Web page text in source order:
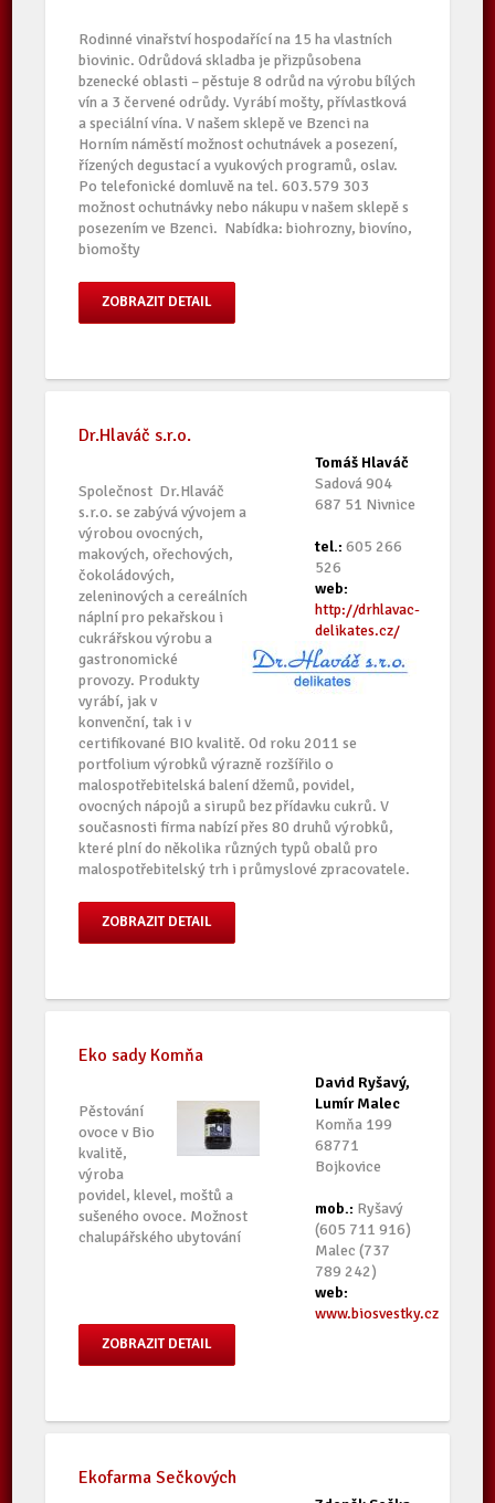
Rodinné vinařství hospodařící na 15 ha vlastních
biovinic. Odrůdová skladba je přizpůsobena
bzenecké oblasti – pěstuje 8 odrůd na výrobu bílých
vín a 3 červené odrůdy. Vyrábí mošty, přívlastková
a speciální vína. V našem sklepě ve Bzenci na
Horním náměstí možnost ochutnávek a posezení,
řízených degustací a vyukových programů, oslav.
Po telefonické domluvě na tel. 603.579 303
možnost ochutnávky nebo nákupu v našem sklepě s
posezením ve Bzenci. Nabídka: biohrozny, biovíno,
biomošty
ZOBRAZIT DETAIL
Tomáš Hlaváč
Sadová 904
687 51 Nivnice
tel.: 605 266
526
web:
http://drhlavac-
delikates.cz/
Dr.Hlaváč s.r.o.
Společnost Dr.Hlaváč
s.r.o. se zabývá vývojem a
výrobou ovocných,
makových, ořechových,
čokoládových,
zeleninových a cereálních
náplní pro pekařskou i
cukrářskou výrobu a
gastronomické
provozy. Produkty
vyrábí, jak v
konvenční, tak i v
certifikované BIO kvalitě. Od roku 2011 se
portfolium výrobků výrazně rozšířilo o
malospotřebitelská balení džemů, povidel,
ovocných nápojů a sirupů bez přídavku cukrů. V
současnosti firma nabízí přes 80 druhů výrobků,
které plní do několika různých typů obalů pro
malospotřebitelský trh i průmyslové zpracovatele.
ZOBRAZIT DETAIL
David Ryšavý,
Lumír Malec
Komňa 199
68771
Bojkovice
mob.: Ryšavý
(605 711 916)
Malec (737
789 242)
web:
www.biosvestky.cz
Eko sady Komňa
Pěstování
ovoce v Bio
kvalitě,
výroba
povidel, klevel, moštů a
sušeného ovoce. Možnost
chalupářského ubytování
ZOBRAZIT DETAIL
Ekofarma Sečkových